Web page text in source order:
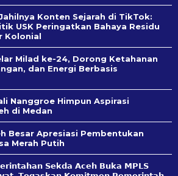
Konten Sejarah di TikTok:
USK Peringatkan Bahaya Residu
Kolonial
Milad ke-24, Dorong Ketahanan
dan Energi Berbasis
Nanggroe Himpun Aspirasi
di Medan
Besar Apresiasi Pembentukan
Merah Putih
𝗦𝗲k𝗱𝗮 𝗔𝗰𝗲𝗵 𝗕𝘂𝗸𝗮 𝗠𝗣𝗟𝗦